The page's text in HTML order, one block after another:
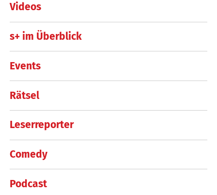
Videos
s+ im Überblick
Events
Rätsel
Leserreporter
Comedy
Podcast